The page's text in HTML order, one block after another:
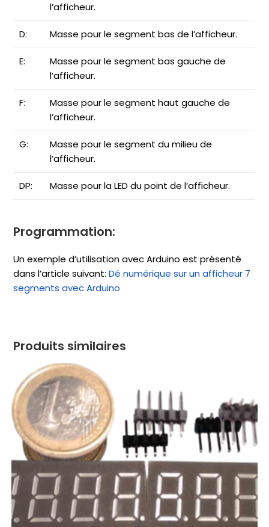
l’afficheur.
D: Masse pour le segment bas de l’afficheur.
E:
Masse pour le segment bas gauche de
l’afficheur.
F:
Masse pour le segment haut gauche de
l’afficheur.
G:
Masse pour le segment du milieu de
l’afficheur.
DP: Masse pour la LED du point de l’afficheur.
Programmation:
Un exemple d’utilisation avec Arduino est présenté
dans l’article suivant:Dé numérique sur un afficheur 7
segments avec Arduino
Produits similaires